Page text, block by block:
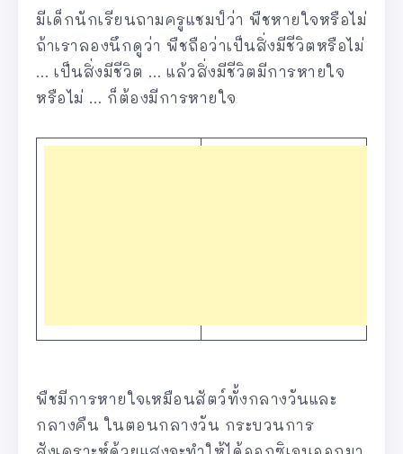
มีเด็กนักเรียนถามครูแชมป์ว่า พืชหายใจหรือไม่
ถ้าเราลองนึกดูว่า พืชถือว่าเป็นสิ่งมีชีวิตหรือไม่
… เป็นสิ่งมีชีวิต … แล้วสิ่งมีชีวิตมีการหายใจ
หรือไม่ … ก็ต้องมีการหายใจ
พืชมีการหายใจเหมือนสัตว์ทั้งกลางวันและ
กลางคืน ในตอนกลางวัน กระบวนการ